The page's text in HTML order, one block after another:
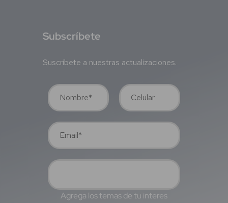
Subscríbete
Suscríbete a nuestras actualizaciones.
Agrega los temas de tu interes